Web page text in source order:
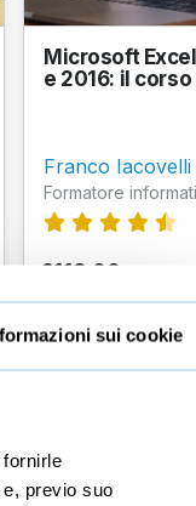
sui cookie
e, previo suo
Microsoft
e 2016: il
Franco Iacovelli
Formatore
€119,00